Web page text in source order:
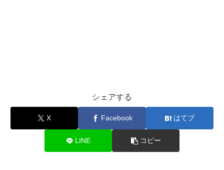
シェアする
X Facebook はてブ
LINE コピー